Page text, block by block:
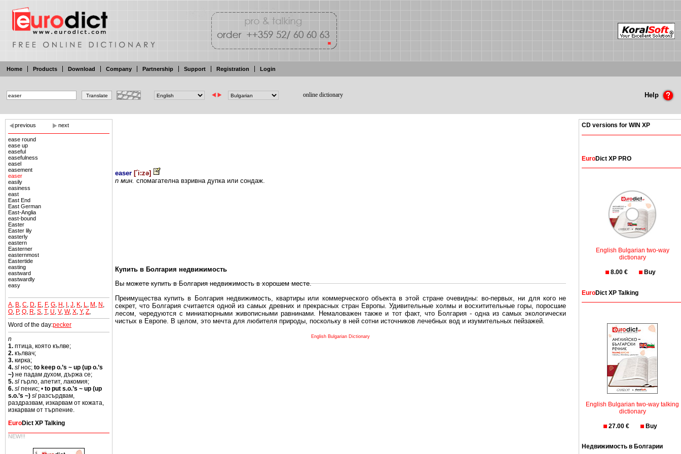
Home Products Download Company Partnership Support Registration Login
online dictionary Help
previous next
ease round
ease up
easeful
easefulness
easel
easement
easer
easily
easiness
east
East End
East German
East-Anglia
east-bound
Easter
Easter lily
easterly
eastern
Easterner
easternmost
Eastertide
easting
eastward
eastwardly
easy
A B C D E F, G H I J K L M N
O P, Q R S T, U V, W, X Y, Z
Word of the day:pecker
n
1. птица, която кълве;
2. кълвач;
3. кирка;
4. sl нос; to keep o.’s ~ up (up o.’s
~) не падам духом, държа се;
5. sl гърло, апетит, лакомия;
6. sl пенис; • to put s.o.’s ~ up (up
s.o.’s ~) sl разсърдвам,
раздразвам, изкарвам от кожата,
изкарвам от търпение.
EuroDict XP Talking
NEW!!!
easer [´i:zə]
n мин. спомагателна взривна дупка или сондаж.
Купить в Болгария недвижимость
Вы можете купить в Болгария недвижимость в хорошем месте.
Преимущества купить в Болгария недвижимость, квартиры или коммерческого объекта в этой стране очевидны: во-первых, ни для кого не
секрет, что Болгария считается одной из самых древних и прекрасных стран Европы. Удивительные холмы и восхитительные горы, поросшие
лесом, чередуются с миниатюрными живописными равнинами. Немаловажен также и тот факт, что Болгария - одна из самых экологически
чистых в Европе. В целом, это мечта для любителя природы, поскольку в ней сотни источников лечебных вод и изумительных пейзажей.
Еще одно существенное преимущество в плане купить в Болгария недвижимость заключено в том, что Болгария безопасная страна - в ней
English Bulgarian Dictionary
CD versions for WIN XP
EuroDict XP PRO
English Bulgarian two-way
dictionary
8.00 € Buy
EuroDict XP Talking
English Bulgarian two-way talking
dictionary
27.00 € Buy
Недвижимость в Болгарии